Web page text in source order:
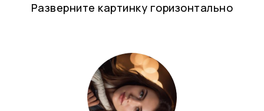
Разверните картинку горизонтально